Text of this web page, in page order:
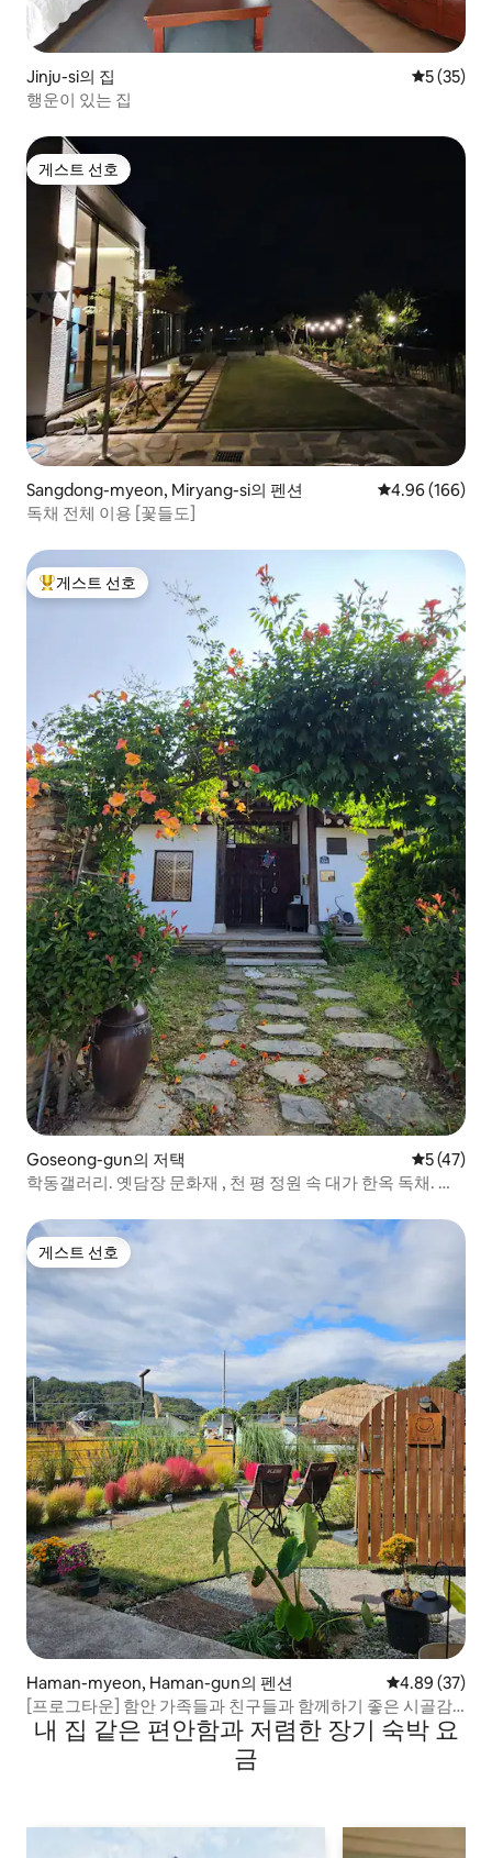
Jinju-si의 집 평점 5점
5 (35)
행운이 있는 집
게스트 선호
게스트 선호
Sangdong-myeon, Miryang-si의 펜션 평점 4.96점(5
4.96 (166)
독채 전체 이용 [꽃들도]
상위 게스트 선호
게스트 선호
Goseong-gun의 저택 평점 5점
5 (47)
학동갤러리. 옛담장 문화재 , 천 평 정원 속 대가 한옥 독채. 모
게스트 선호
게스트 선호
Haman-myeon, Haman-gun의 펜션 평점 4.89점(5
4.89 (37)
[프로그타운] 함안 가족들과 친구들과 함께하기 좋은 시골감
성숙소A
내 집 같은 편안함과 저렴한 장기 숙박 요
금